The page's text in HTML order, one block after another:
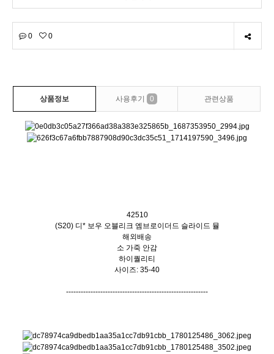
0 0
상품정보 사용후기 0 관련상품
42510
(S20) 디* 보우 오블리크 엠브로이더드 슬라이드 뮬
해외배송
소 가죽 안감
하이퀄리티
사이즈: 35-40
----------------------------------------------------------